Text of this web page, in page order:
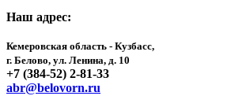
Наш адрес:
Кемеровская область - Кузбасс,
г. Белово, ул. Ленина, д. 10
+7 (384-52) 2-81-33
abr@belovorn.ru